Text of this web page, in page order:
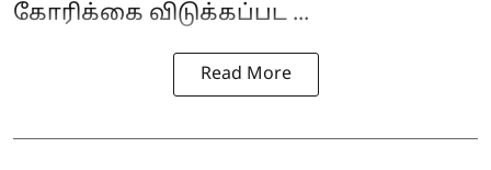
கோரிக்கை விடுக்கப்பட ...
Read More